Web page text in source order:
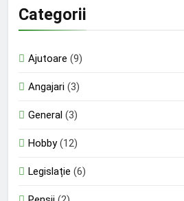
Categorii
Ajutoare (9)
Angajari (3)
General (3)
Hobby(12)
Legislație (6)